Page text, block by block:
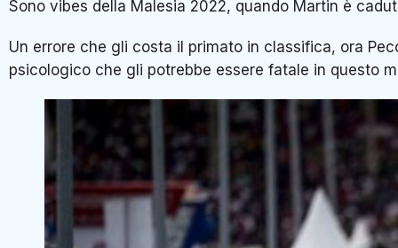
Sono vibes della Malesia 2022, quando Martin è
Un errore che gli costa il primato in classifica, ora
psicologico che gli potrebbe essere fatale in questo